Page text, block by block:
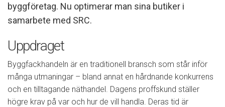
byggföretag. Nu optimerar man sina butiker i
samarbete med SRC.
Uppdraget
Byggfackhandeln är en traditionell bransch som står inför
många utmaningar – bland annat en hårdnande konkurrens
och en tilltagande näthandel. Dagens proffskund ställer
högre krav på var och hur de vill handla. Deras tid är